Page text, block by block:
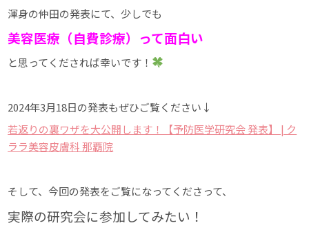
渾身の仲田の発表にて、少しでも
美容医療（自費診療）って面白い
と思ってくだされば幸いです！
2024年3月18日の発表もぜひご覧ください↓
若返りの裏ワザを大公開します！【予防医学研究会 発表】 | ク
ララ美容皮膚科 那覇院
そして、今回の発表をご覧になってくださって、
実際の研究会に参加してみたい！